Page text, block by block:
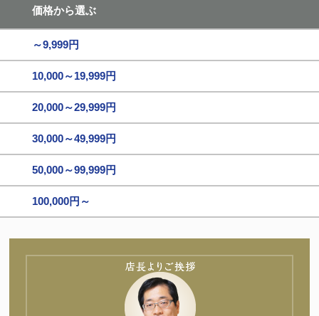
価格から選ぶ
～9,999円
10,000～19,999円
20,000～29,999円
30,000～49,999円
50,000～99,999円
100,000円～